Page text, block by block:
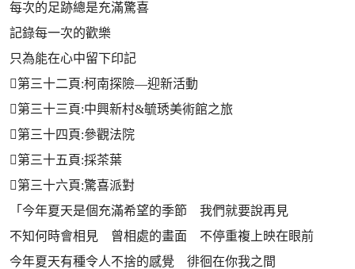
每次的足跡總是充滿驚喜
記錄每一次的歡樂
只為能在心中留下印記
第三十二頁:柯南探險—迎新活動
第三十三頁:中興新村&毓琇美術館之旅
第三十四頁:參觀法院
第三十五頁:採茶葉
第三十六頁:驚喜派對
「今年夏天是個充滿希望的季節 我們就要說再見
不知何時會相見 曾相處的畫面 不停重複上映在眼前
今年夏天有種令人不捨的感覺 徘徊在你我之間